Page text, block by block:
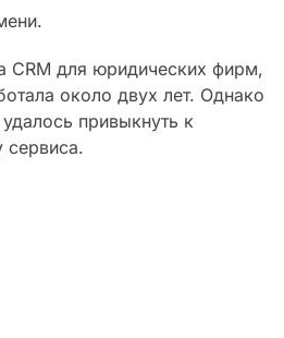
CRM для юридических фирм,
около двух лет. Однако
привыкнуть к
сервиса.